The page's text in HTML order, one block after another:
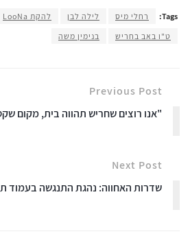
Tags: רחלי מיס לילה לבן להקת LooNa
ט"ו באב בחריש
בנימין משה
Previous Post
"אנו רוצים שחריש תהווה בית, מקום
Next Post
שדרות האחווה: נהגת התנגשה בעמוד